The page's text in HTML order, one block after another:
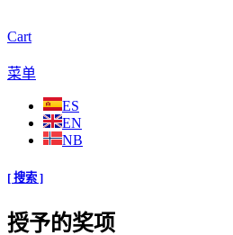
Cart
菜单
ES
EN
NB
[ 搜索 ]
授予的奖项